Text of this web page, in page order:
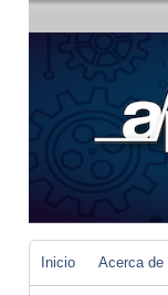
Inicio Acerca de